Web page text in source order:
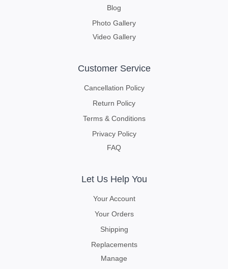
Blog
Photo Gallery
Video Gallery
Customer Service
Cancellation Policy
Return Policy
Terms & Conditions
Privacy Policy
FAQ
Let Us Help You
Your Account
Your Orders
Shipping
Replacements
Manage